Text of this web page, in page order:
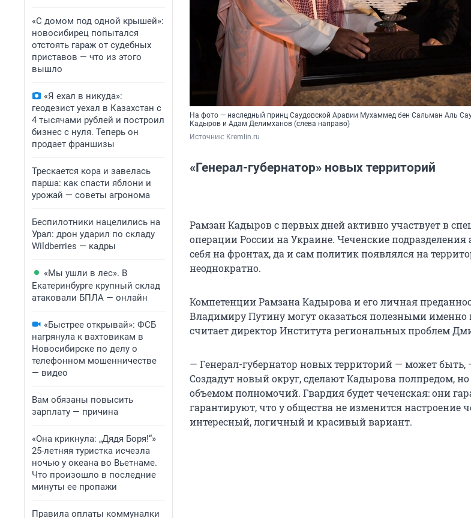
«С домом под одной крышей»:
новосибирец попытался
отстоять гараж от судебных
приставов — что из этого
вышло
«Я ехал в никуда»:
геодезист уехал в Казахстан с
4 тысячами рублей и построил
бизнес с нуля. Теперь он
продает франшизы
Трескается кора и завелась
парша: как спасти яблони и
урожай — советы агронома
Беспилотники нацелились на
Урал: дрон ударил по складу
Wildberries — кадры
«Мы ушли в лес». В
Екатеринбурге крупный склад
атаковали БПЛА — онлайн
«Быстрее открывай»: ФСБ
нагрянула к вахтовикам в
Новосибирске по делу о
телефонном мошенничестве
— видео
Вам обязаны повысить
зарплату — причина
«Она крикнула: „Дядя Боря!“»
25-летняя туристка исчезла
ночью у океана во Вьетнаме.
Что произошло в последние
минуты ее пропажи
Правила оплаты коммуналки
На фото — наследный принц Саудовской Аравии Мухаммед бен Сальман Аль
Кадыров и Адам Делимханов (слева направо)
Источник: Kremlin.ru
«Генерал-губернатор» новых территорий
Рамзан Кадыров с первых дней активно участвует в
операции России на Украине. Чеченские
себя на фронтах, да и сам политик появлялся на
неоднократно.
Компетенции Рамзана Кадырова и его личная
Владимиру Путину могут оказаться полезными именно
считает директор Института региональных проблем
— Генерал-губернатор новых территорий — может
Создадут новый округ, сделают Кадырова полпредом,
объемом полномочий. Гвардия будет чеченская: они
гарантируют, что у общества не изменится настроение
интересный, логичный и красивый вариант.